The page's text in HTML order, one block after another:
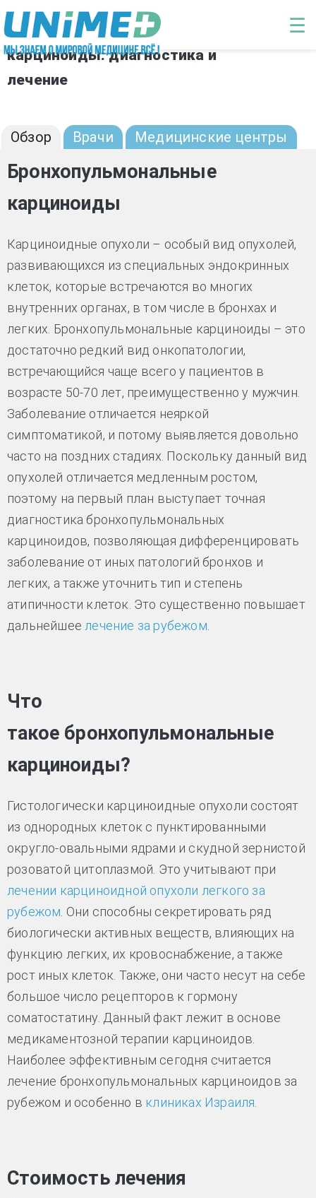
Перейти к основному содержанию
☰
Бронхопульмональные
карциноиды: диагностика и
лечение
Обзор Врачи Медицинские центры
Бронхопульмональные
карциноиды
Карциноидные опухоли – особый вид опухолей,
развивающихся из специальных эндокринных
клеток, которые встречаются во многих
внутренних органах, в том числе в бронхах и
легких. Бронхопульмональные карциноиды – это
достаточно редкий вид онкопатологии,
встречающийся чаще всего у пациентов в
возрасте 50-70 лет, преимущественно у мужчин.
Заболевание отличается неяркой
симптоматикой, и потому выявляется довольно
часто на поздних стадиях. Поскольку данный вид
опухолей отличается медленным ростом,
поэтому на первый план выступает точная
диагностика бронхопульмональных
карциноидов, позволяющая дифференцировать
заболевание от иных патологий бронхов и
легких, а также уточнить тип и степень
атипичности клеток. Это существенно повышает
дальнейшее лечение за рубежом
Что
такое бронхопульмональные
карциноиды?
Гистологически карциноидные опухоли состоят
из однородных клеток с пунктированными
округло-овальными ядрами и скудной зернистой
розоватой цитоплазмой. Это учитывают при
лечении карциноидной опухоли легкого за
рубежом . Они способны секретировать ряд
биологически активных веществ, влияющих на
функцию легких, их кровоснабжение, а также
рост иных клеток. Также, они часто несут на себе
большое число рецепторов к гормону
соматостатину. Данный факт лежит в основе
медикаментозной терапии карциноидов.
Наиболее эффективным сегодня считается
лечение бронхопульмональных карциноидов за
рубежом и особенно в клиниках Израиля
Стоимость лечения